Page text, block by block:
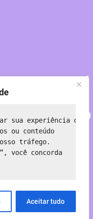
sua experiência de
ou conteúdo
tráfego.
você concorda
Aceitar tudo
poeira!
—